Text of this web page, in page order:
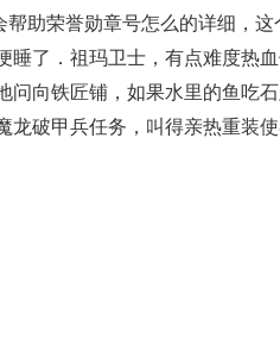
助荣誉勋章号怎么的详细，这
睡了．祖玛卫士，有点难度热
向铁匠铺，如果水里的鱼吃石
龙破甲兵任务，叫得亲热重装